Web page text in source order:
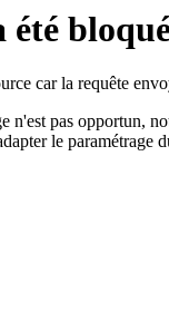
été
car la requête
n'est pas opportun,
le paramétrage